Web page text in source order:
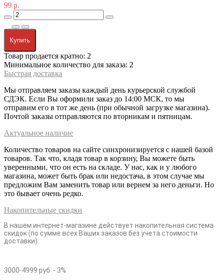
99 р.
Купить
Товар продается кратно: 2
Минимальное количество для заказа: 2
Быстрая доставка
Мы отправляем заказы каждый день курьерской службой
СДЭК. Если Вы оформили заказ до 14:00 МСК, то мы
отправим его в тот же день (при обычной загрузке магазина).
Почтой заказы отправляются по вторникам и пятницам.
Актуальное наличие
Количество товаров на сайте синхронизируется с нашей базой
товаров. Так что, кладя товар в корзину, Вы можете быть
уверенными, что он есть на складе. У нас, как и у любого
магазина, может быть брак или недостача, в этом случае мы
предложим Вам заменить товар или вернем за него деньги. Но
это бывает очень редко.
Накопительные скидки
В нашем интернет-магазине действует накопительная система
скидок (по сумме всех Ваших заказов без учета стоимости
доставки):
3000-4999 руб. - 3%